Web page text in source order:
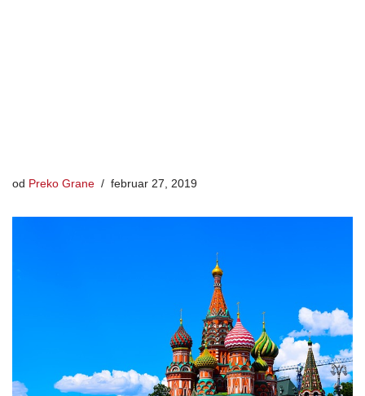
od Preko Grane februar 27, 2019